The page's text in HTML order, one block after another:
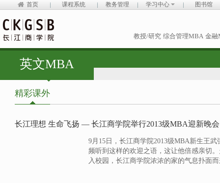
首页 课程系统 教务管理 学习中心 图书馆
教授/研究 综合管理MBA 金融
英文MBA
精彩课外
长江理想 生命飞扬 — 长江商学院举行2013级MBA迎新晚会
9月15日，长江商学院2013级MBA新生王
频听到这样的欢迎之语，这让他倍感亲切
入校园，长江商学院浓浓的家的气息扑面